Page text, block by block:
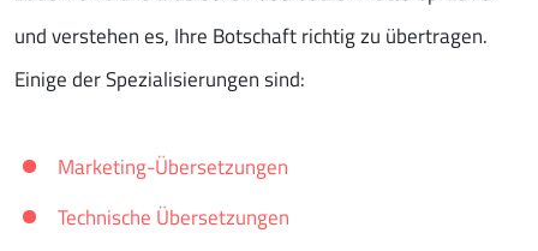
und verstehen es, Ihre Botschaft richtig zu übertragen.
Einige der Spezialisierungen sind:
Marketing-Übersetzungen
Technische Übersetzungen